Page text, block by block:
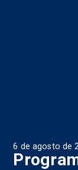
6 de agosto de